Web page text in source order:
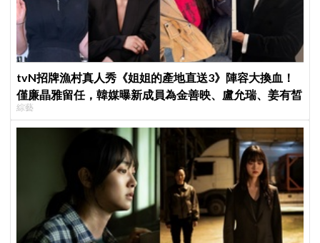
tvN招牌漁村真人秀《姐姐的產地直送3》陣容大換血！
僅廉晶雅留任，韓媒曝新成員為金善映、盧允瑞、姜有皙
綜藝